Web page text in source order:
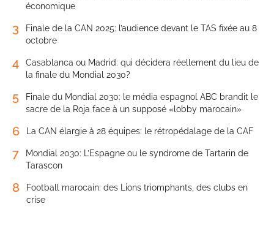
économique
3
Finale de la CAN 2025: l’audience devant le TAS fixée au 8
octobre
4
Casablanca ou Madrid: qui décidera réellement du lieu de
la finale du Mondial 2030?
5
Finale du Mondial 2030: le média espagnol ABC brandit le
sacre de la Roja face à un supposé «lobby marocain»
6 La CAN élargie à 28 équipes: le rétropédalage de la CAF
7
Mondial 2030: L’Espagne ou le syndrome de Tartarin de
Tarascon
8
Football marocain: des Lions triomphants, des clubs en
crise